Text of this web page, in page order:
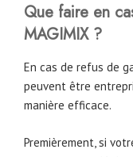
Que faire en
MAGIMIX ?
En cas de refus de
peuvent être
manière efficace.
Premièrement, si